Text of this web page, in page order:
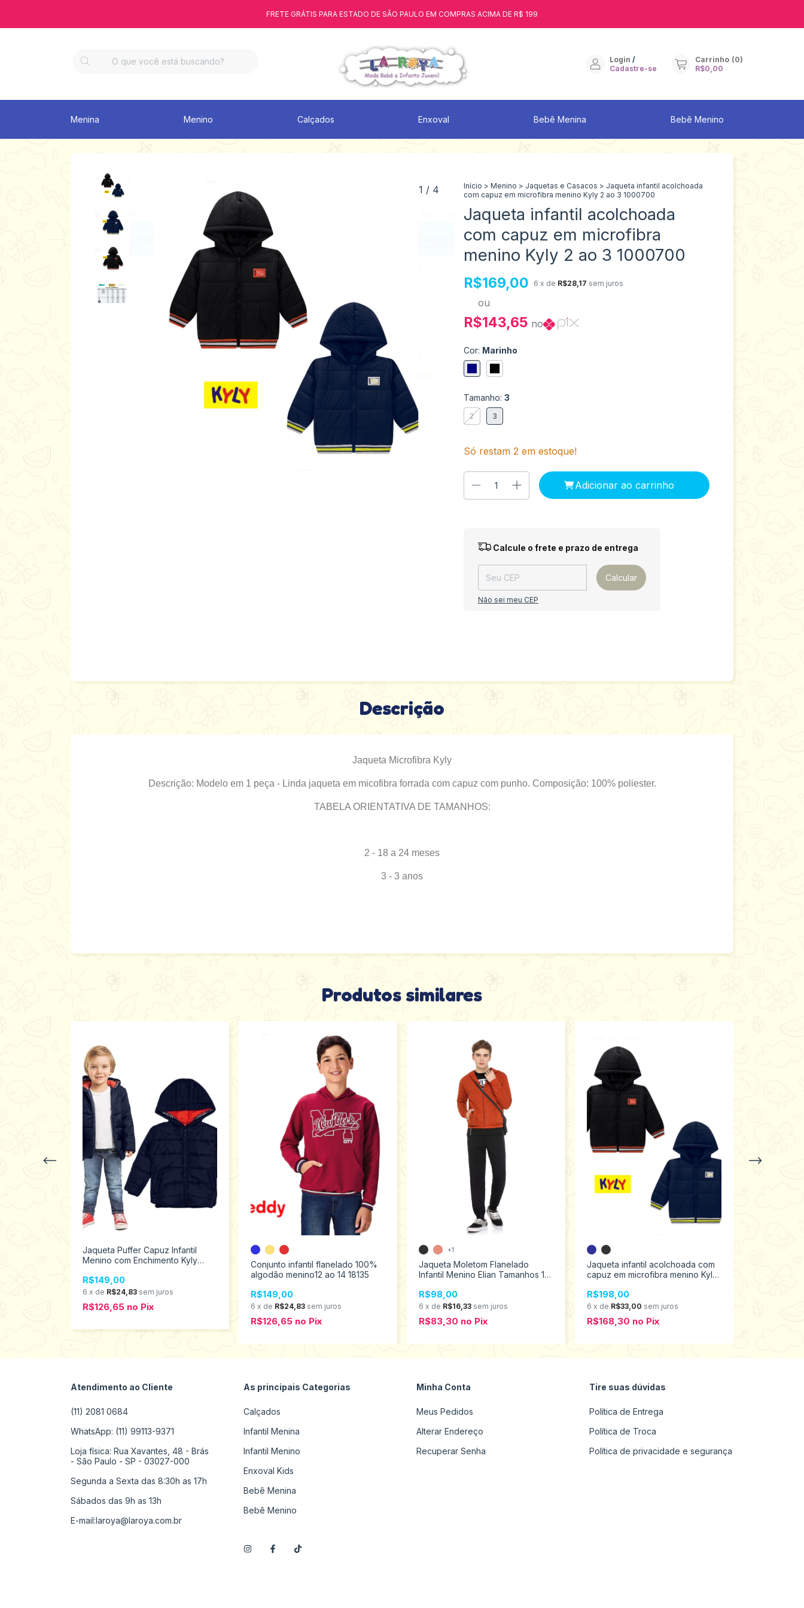
FRETE GRÁTIS PARA ESTADO DE SÃO PAULO EM COMPRAS ACIMA DE R$ 199
Login /
Cadastre-se
Carrinho (0)
R$0,00
Menina Menino Calçados Enxoval Bebê Menina Bebê Menino
1 / 4 Início > Menino > Jaquetas e Casacos > Jaqueta infantil acolchoada
com capuz em microfibra menino Kyly 2 ao 3 1000700
Jaqueta infantil acolchoada
com capuz em microfibra
menino Kyly 2 ao 3 1000700
R$169,00 6 x de R$28,17 sem juros
ou
R$143,65 no
Cor: Marinho
Tamanho: 3
2 3
Só restam 2em estoque!
Entregas para o CEP: Alterar CEP
Calcule o frete e prazo de entrega
Calcular
Não sei meu CEP
Descrição
Jaqueta Microfibra Kyly
Descrição: Modelo em 1 peça - Linda jaqueta em micofibra forrada com capuz com punho. Composição: 100% poliester.
TABELA ORIENTATIVA DE TAMANHOS:
2 - 18 a 24 meses
3 - 3 anos
Produtos similares
Jaqueta Puffer Capuz Infantil
Menino com Enchimento Kyly
R$149,00
6 x de R$24,83 sem juros
R$126,65 no Pix
Conjunto infantil flanelado 100%
algodão menino12 ao 14 18135
R$149,00
6 x de R$24,83 sem juros
R$126,65 no Pix
Jaqueta Moletom Flanelado
Infantil Menino Elian Tamanhos 10
R$98,00
6 x de R$16,33 sem juros
R$83,30 no Pix
+1
Jaqueta infantil acolchoada com
capuz em microfibra menino Kyly
R$198,00
6 x de R$33,00 sem juros
R$168,30 no Pix
Atendimento ao Cliente
(11) 2081 0684
WhatsApp: (11) 99113-9371
Loja física: Rua Xavantes, 48 - Brás
- São Paulo - SP - 03027-000
Segunda a Sexta das 8:30h as 17h
Sábados das 9h as 13h
E-mail:laroya@laroya.com.br
As principais Categorias
Calçados
Infantil Menina
Infantil Menino
Enxoval Kids
Bebê Menina
Bebê Menino
Minha Conta
Meus Pedidos
Alterar Endereço
Recuperar Senha
Tire suas dúvidas
Política de Entrega
Política de Troca
Política de privacidade e segurança